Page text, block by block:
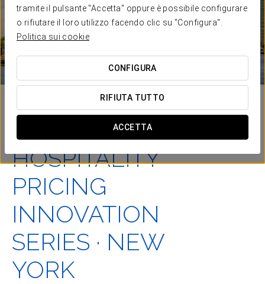
tramite il pulsante "Accetta" oppure è possibile configurare
o rifiutare il loro utilizzo facendo clic su "Configura".
Politica sui cookie
CONFIGURA
RIFIUTA TUTTO
ACCETTA
HOSPITALITY
PRICING
INNOVATION
SERIES · NEW
YORK